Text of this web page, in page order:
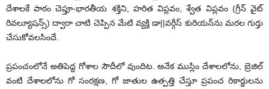
దేశాలకే పాఠం చెప్తూ-భారతీయ శక్తిని, హరిత విప్లవం, శ్వేత విప్లవం (గ్రీన్‌ వైట్‌
రివల్యూషన్స్‌) ద్వారా చాటి చెప్పిన మేటి వ్యక్తి డా||వర్గీస్‌ కురియన్‌ను మరల గుర్తు
చేసుకోవలసిందే.
ప్రపంచంలోనే అతిపెద్ద గోశాల సౌదీలో వుందిట. అనేక ముస్లిం దేశాలలోను, బ్రెజిల్‌
వంటి దేశాలలోను గో సంరక్షణ, గో జాతుల ఉత్పత్తి చేస్తూ ప్రపంచ రికార్డులను